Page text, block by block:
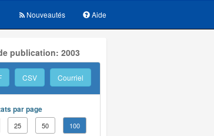
Aide
Nouveautés
publication: 2003
CSV Courriel
par page
25 50 100